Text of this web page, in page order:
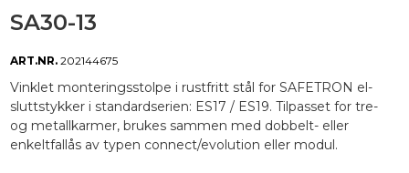
SA30-13
ART.NR. 202144675
Vinklet monteringsstolpe i rustfritt stål for SAFETRON el-
sluttstykker i standardserien: ES17 / ES19. Tilpasset for tre-
og metallkarmer, brukes sammen med dobbelt- eller
enkeltfallås av typen connect/evolution eller modul.